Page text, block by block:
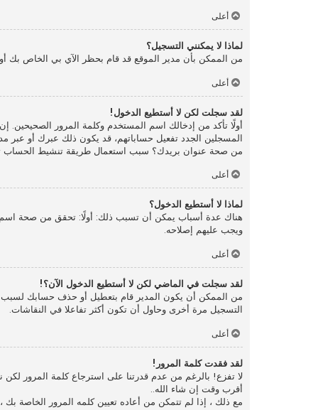
أعلى
لماذا لا يمكنني التسجيل؟
من الممكن بأن مدير الموقع قد قام بحظر الآي بي الخاص بك
أعلى
لقد سجلت لكن لا أستطيع الدخول!
المسجلين الجدد تفعيل حساباتهم، قد يكون ذلك عبرك أو عبر
من صحة عنوان بريدك؟ سبب استعمال طريقة تنشيط الحساب
أعلى
لماذا لا أستطيع الدخول؟
هناك عدة أسباب يمكن أن تسبب ذلك: أولًا: تحقق من صحة اسم
ويجب عليهم إصلاحه.
أعلى
لقد سجلت في الماضي لكن لا أستطيع الدخول الآن؟!
من الممكن أن يكون المدير قام بتعطيل أو حذف حسابك لسبب
التسجيل مرة أخرى وحاول أن تكون أكثر تفاعلا في النقاشات.
أعلى
لقد فقدت كلمة المرور!
لا تفزع! بالرغم من عدم قدرتنا على استرجاع كلمة المرور
أقرب وقت إن شاء الله..
مع ذلك ، إذا لم تتمكن من أعاده تعيين كلمه المرور الخاصة